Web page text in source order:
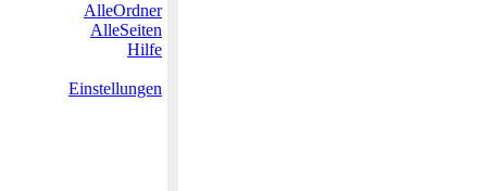
AlleOrdner
AlleSeiten
Hilfe
Einstellungen